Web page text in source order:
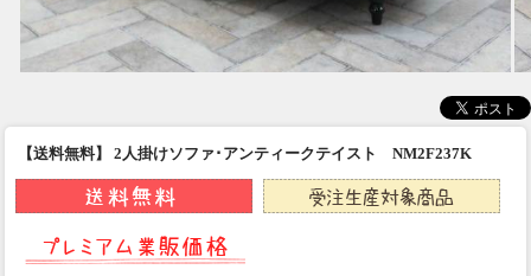
【送料無料】 2人掛けソファ･アンティークテイスト NM2F237K